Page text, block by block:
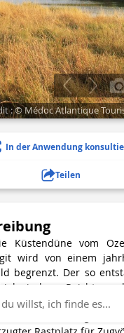
: © Médoc Atlantique
In der Anwendung
Teilen
Küstendüne vom
wird von einem
begrenzt. Der so
Reichtum
brackigen
vor der Mündung der
willst, ich finde es...